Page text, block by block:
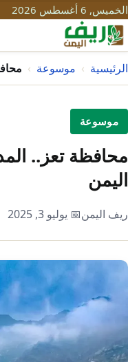
الخميس, 6 أغسطس 2026
تنمية
قصص نجاح
سياحة
تراث
ثقافة
التغير المناخي
حلول
إرشاد زراعي
معيشة
انفوجرافيك
قصص رقمية
الرئيسية › موسوعة ›
موسوعة
محافظة تعز..
اليمن
ريف اليمن📅 يوليو 3, 2025